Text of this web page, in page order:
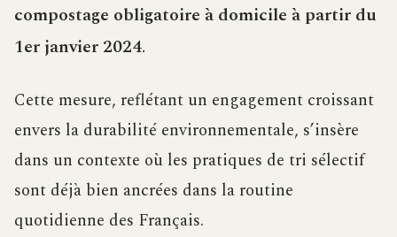
compostage obligatoire à domicile à partir du
1er janvier 2024.
Cette mesure, reflétant un engagement croissant
envers la durabilité environnementale, s’insère
dans un contexte où les pratiques de tri sélectif
sont déjà bien ancrées dans la routine
quotidienne des Français.